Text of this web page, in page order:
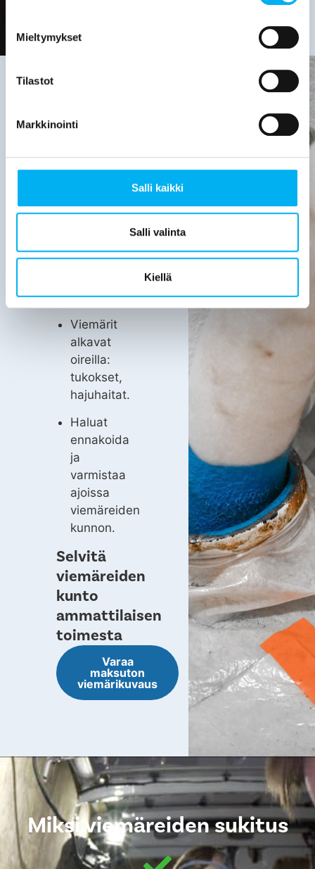
Mieltymykset
Tilastot
Markkinointi
Salli kaikki
Salli valinta
Kiellä
Viemäriremontin
hyvä
selvittää,
kun:
on yli 30
vanha.
Viemärit
alkavat
oireilla:
tukokset,
hajuhaitat.
Haluat
ennakoida
ja
varmistaa
ajoissa
viemäreiden
kunnon.
Selvitä
viemäreiden
kunto
ammattilaisen
toimesta
Varaa
maksuton
viemärikuvaus
Miksi viemäreiden sukitus